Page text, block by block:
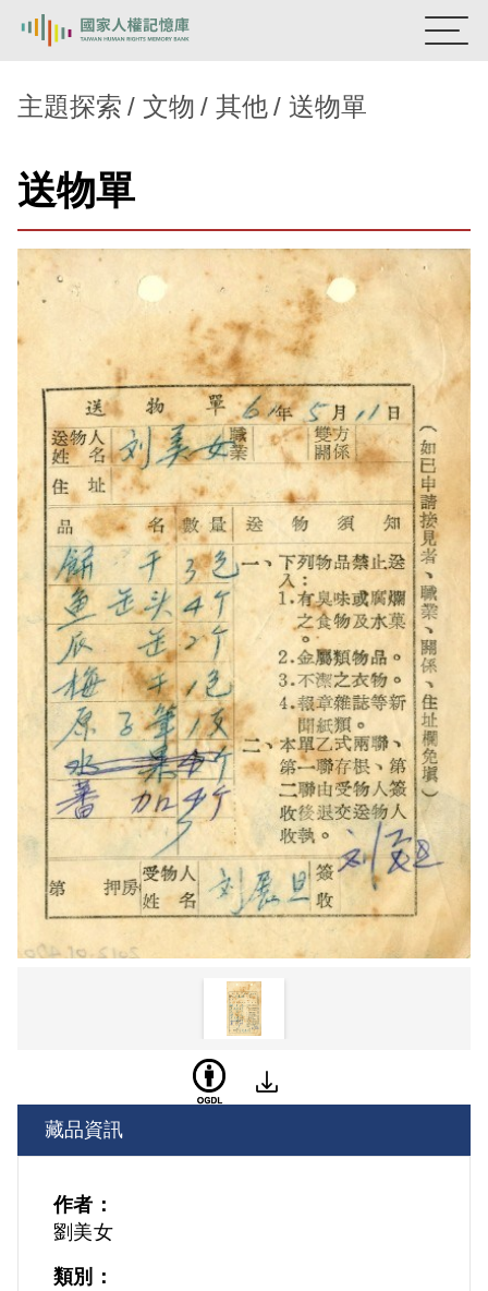
新生訓導處
主題探索
背景知識
關於我們
意見信箱
主題探索 文物 其他 送物單
送物單
藏品資訊
作者：
劉美女
類別：